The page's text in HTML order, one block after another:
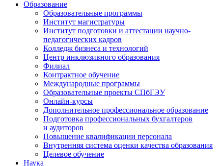
Образование
Образовательные программы
Институт магистратуры
Институт подготовки и аттестации научно-
педагогических кадров
Колледж бизнеса и технологий
Центр инклюзивного образования
Филиал
Контрактное обучение
Международные программы
Образовательные проекты СПбГЭУ
Онлайн-курсы
Дополнительное профессиональное образование
Подготовка профессиональных бухгалтеров
и аудиторов
Повышение квалификации персонала
Внутренняя система оценки качества образования
Целевое обучение
Наука